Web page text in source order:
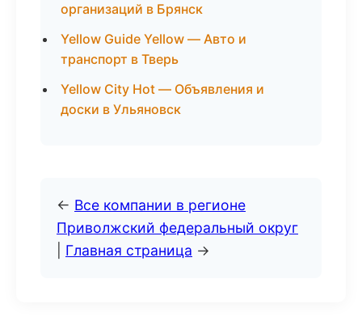
организаций в Брянск
Yellow Guide Yellow — Авто и
транспорт в Тверь
Yellow City Hot — Объявления и
доски в Ульяновск
← Все компании в регионе
Приволжский федеральный округ
Главная страница →